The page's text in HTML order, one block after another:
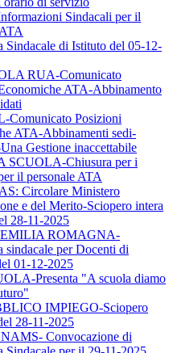
Sindacali per il
Sindacale di Istituto del 05-12-
RUA-Comunicato
ATA-Abbinamento
Comunicato Posizioni
ATA-Abbinamenti sedi-
Gestione inaccettabile
SCUOLA-Chiusura per i
il personale ATA
Circolare Ministero
e del Merito-Sciopero intera
28-11-2025
ROMAGNA-
sindacale per Docenti di
01-12-2025
Presenta "A scuola diamo
IMPIEGO-Sciopero
28-11-2025
Convocazione di